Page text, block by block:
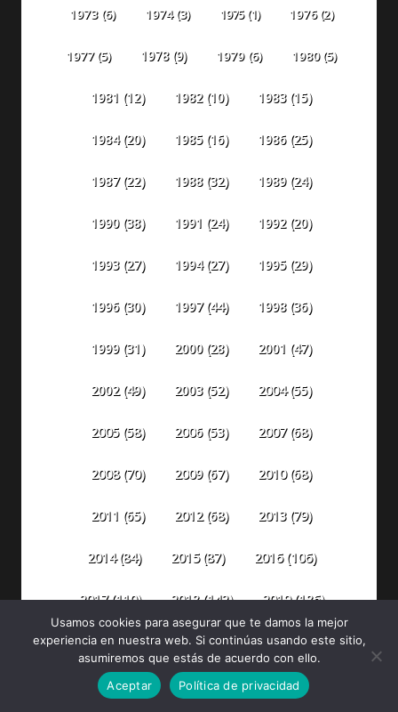
1973(6) 1974(3) 1975(1) 1976(2)
1977(5) 1978(9) 1979(6) 1980(5)
1981 (12) 1982(10) 1983(15)
1984(20) 1985(16) 1986(25)
1987(22) 1988(32) 1989(24)
1990(38) 1991 (24) 1992(20)
1993(27) 1994(27) 1995(29)
1996(30) 1997(44) 1998(36)
1999(31) 2000(28) 2001 (47)
2002(49) 2003(52) 2004(55)
2005(58) 2006(53) 2007(68)
2008(70) 2009(67) 2010(68)
2011 (65) 2012(68) 2013(79)
2014(84) 2015(87) 2016(106)
2017(110) 2018(142) 2019(186)
2020(299) 2021 (492) 2022(398)
2023 (304) 2024(316) 2025(330)
Usamos cookies para asegurar que te damos la mejor
experiencia en nuestra web. Si continúas usando este sitio,
asumiremos que estás de acuerdo con ello.
Aceptar
Política de privacidad